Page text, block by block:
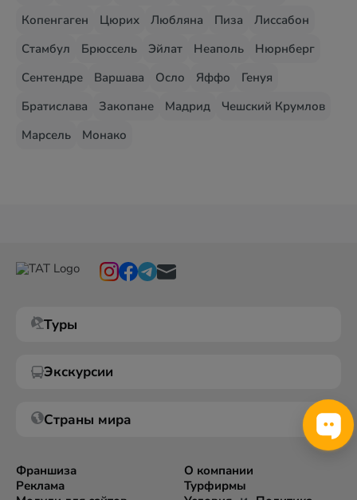
Копенгаген
Цюрих Любляна Пиза
Лиссабон
Стамбул
Брюссель Эйлат Неаполь
Нюрнберг
Сентендре
Варшава Осло Яффо
Генуя
Братислава
Закопане Мадрид
Чешский Крумлов
Марсель
Монако
Туры
Экскурсии
Страны мира
Франшиза
Реклама
О компании
Турфирмы